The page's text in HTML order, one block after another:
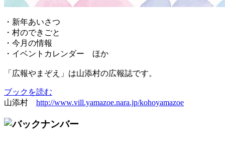
・新年あいさつ
・村のできごと
・今月の情報
・イベントカレンダー ほか
「広報やまぞえ」は山添村の広報誌です。
ブックを読む
山添村 http://www.vill.yamazoe.nara.jp/kohoyamazoe